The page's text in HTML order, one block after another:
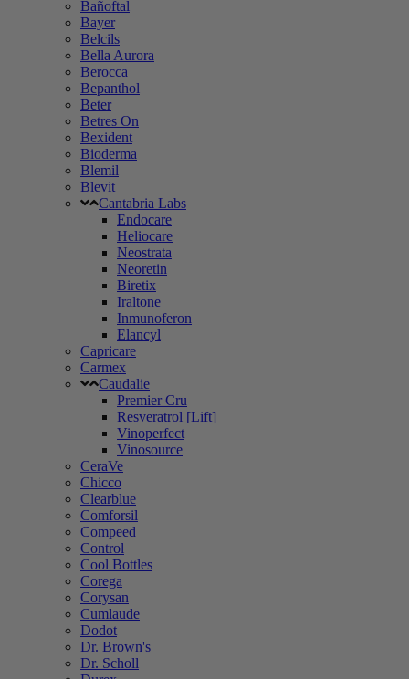
Bañoftal
Bayer
Belcils
Bella Aurora
Berocca
Bepanthol
Beter
Betres On
Bexident
Bioderma
Blemil
Blevit
Cantabria Labs
Endocare
Heliocare
Neostrata
Neoretin
Biretix
Iraltone
Inmunoferon
Elancyl
Capricare
Carmex
Caudalie
Premier Cru
Resveratrol [Lift]
Vinoperfect
Vinosource
CeraVe
Chicco
Clearblue
Comforsil
Compeed
Control
Cool Bottles
Corega
Corysan
Cumlaude
Dodot
Dr. Brown's
Dr. Scholl